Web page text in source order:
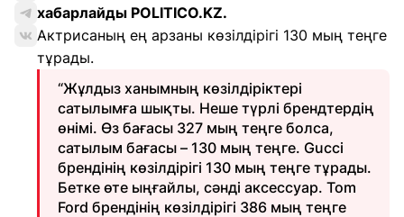
хабарлайды POLITICO.KZ.
Актрисаның ең арзаны көзілдірігі 130 мың теңге
тұрады.
“Жұлдыз ханымның көзілдіріктері
сатылымға шықты. Неше түрлі брендтердің
өнімі. Өз бағасы 327 мың теңге болса,
сатылым бағасы – 130 мың теңге. Gucci
брендінің көзілдірігі 130 мың теңге тұрады.
Бетке өте ыңғайлы, сәнді аксессуар. Tom
Ford брендінің көзілдірігі 386 мың теңге